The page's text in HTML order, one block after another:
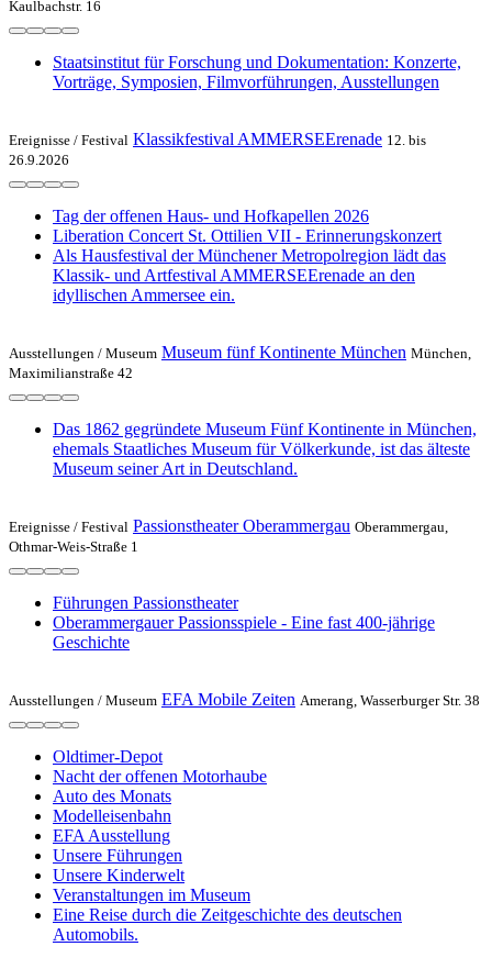
Kaulbachstr. 16
Staatsinstitut für Forschung und Dokumentation: Konzerte,
Vorträge, Symposien, Filmvorführungen, Ausstellungen
Ereignisse / Festival Klassikfestival AMMERSEErenade 12. bis
26.9.2026
Tag der offenen Haus- und Hofkapellen 2026
Liberation Concert St. Ottilien VII - Erinnerungskonzert
Als Hausfestival der Münchener Metropolregion lädt das
Klassik- und Artfestival AMMERSEErenade an den
idyllischen Ammersee ein.
Ausstellungen / Museum Museum fünf Kontinente München München,
Maximilianstraße 42
Das 1862 gegründete Museum Fünf Kontinente in München,
ehemals Staatliches Museum für Völkerkunde, ist das älteste
Museum seiner Art in Deutschland.
Ereignisse / Festival Passionstheater Oberammergau Oberammergau,
Othmar-Weis-Straße 1
Führungen Passionstheater
Oberammergauer Passionsspiele - Eine fast 400-jährige
Geschichte
Ausstellungen / Museum EFA Mobile Zeiten Amerang, Wasserburger Str. 38
Oldtimer-Depot
Nacht der offenen Motorhaube
Auto des Monats
Modelleisenbahn
EFA Ausstellung
Unsere Führungen
Unsere Kinderwelt
Veranstaltungen im Museum
Eine Reise durch die Zeitgeschichte des deutschen
Automobils.